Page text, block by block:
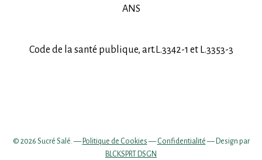
ANS
Code de la santé publique, art.L.3342-1 et L.3353-3
© 2026 Sucré Salé. — Politique de Cookies—Confidentialité— Design par
BLCKSPRT DSGN